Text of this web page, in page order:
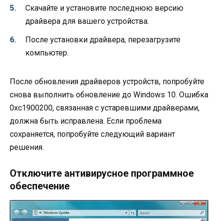
Скачайте и установите последнюю версию
драйвера для вашего устройства.
После установки драйвера, перезагрузите
компьютер.
После обновления драйверов устройств, попробуйте
снова выполнить обновление до Windows 10. Ошибка
0xc1900200, связанная с устаревшими драйверами,
должна быть исправлена. Если проблема
сохраняется, попробуйте следующий вариант
решения.
Отключите антивирусное программное
обеспечение